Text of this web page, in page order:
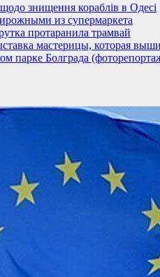
знищення кораблів в Одесі
из супермаркета
протаранила трамвай
мастерицы, которая
парке Болграда